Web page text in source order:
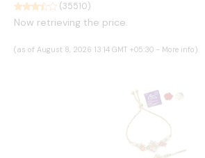
(35510)
Now retrieving the price.
(as of August 8, 2026 13:14 GMT +05:30 - More info)